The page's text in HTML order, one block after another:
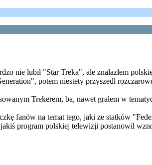
nie lubił "Star Treka", ale znalazłem
potem niestety przyszedł
Trekerem, ba, nawet grałem w
fanów na temat tego, jaki ze statków
program polskiej telewizji postanowił